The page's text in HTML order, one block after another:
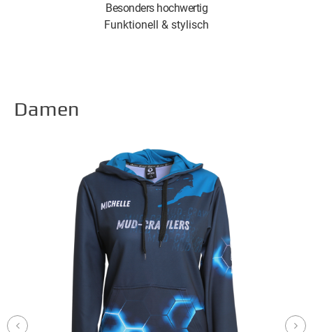
Besonders hochwertig
Funktionell & stylisch
Damen